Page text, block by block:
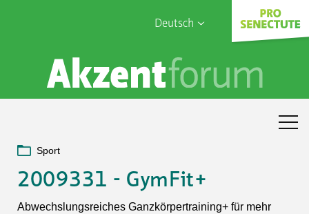
Deutsch
English
Français
Sophia Care
Sport
2009331 - GymFit+
Abwechslungsreiches Ganzkörpertraining+ für mehr